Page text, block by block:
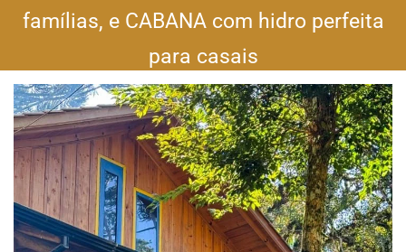
famílias, e CABANA com hidro perfeita
para casais